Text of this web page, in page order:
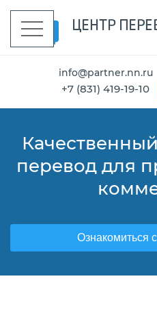
info@partner.nn.ru
+7 (831) 419-19-10
Центр
Новгороде.
Заказать
перевод для
Ознакомиться
переводы
Ознакомиться
Заказать
Услуги
Нижнем